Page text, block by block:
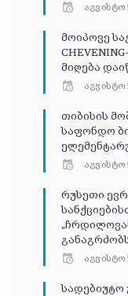
აგვისტო
მოიპოვე
მიღება
აგვისტო
თიბისის
საფონდო
აგვისტო
რუსეთი
აგვისტო
სადებიუტო